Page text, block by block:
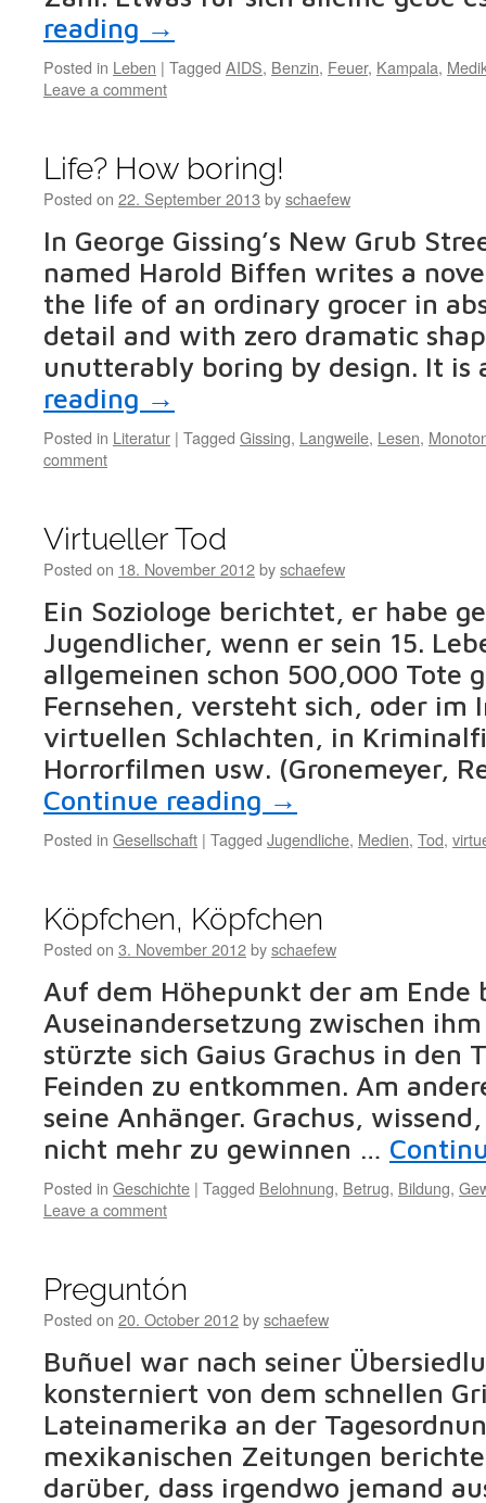
reading →
Posted in Leben | Tagged AIDS, Benzin, Feuer, Kampala,
Leave a comment
Life? How boring!
Posted on 22. September 2013 byschaefew
In George Gissing’s New Grub
named Harold Biffen writes a
the life of an ordinary grocer in
detail and with zero dramatic
unutterably boring by design. It
reading →
Posted in Literatur | Tagged Gissing, Langweile, Lesen,
comment
Virtueller Tod
Posted on 18. November 2012byschaefew
Ein Soziologe berichtet, er habe
Jugendlicher, wenn er sein 15.
allgemeinen schon 500,000 Tote
Fernsehen, versteht sich, oder im
virtuellen Schlachten, in
Horrorfilmen usw. (Gronemeyer,
Continue reading →
Posted in Gesellschaft | Tagged Jugendliche, Medien, Tod,
Köpfchen, Köpfchen
Posted on 3. November 2012byschaefew
Auf dem Höhepunkt der am Ende
Auseinandersetzung zwischen
stürzte sich Gaius Grachus in den
Feinden zu entkommen. Am
seine Anhänger. Grachus,
nicht mehr zu gewinnen …
Posted in Geschichte | Tagged Belohnung, Betrug, Bildung,
Leave a comment
Preguntón
Posted on 20. October 2012byschaefew
Buñuel war nach seiner
konsterniert von dem schnellen
Lateinamerika an der
mexikanischen Zeitungen
darüber, dass irgendwo jemand